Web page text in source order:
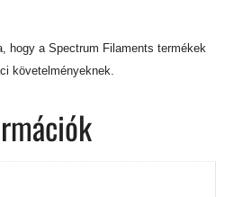
hogy a Spectrum Filaments termékek
követelményeknek.